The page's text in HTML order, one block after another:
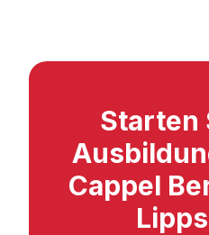
Starten
Cappel